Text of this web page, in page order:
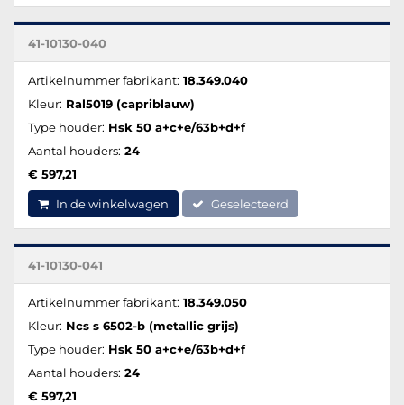
41-10130-040
Artikelnummer fabrikant: 18.349.040
Kleur: Ral5019 (capriblauw)
Type houder: Hsk 50 a+c+e/63b+d+f
Aantal houders: 24
€ 597,21
In de winkelwagen Geselecteerd
41-10130-041
Artikelnummer fabrikant: 18.349.050
Kleur: Ncs s 6502-b (metallic grijs)
Type houder: Hsk 50 a+c+e/63b+d+f
Aantal houders: 24
€ 597,21